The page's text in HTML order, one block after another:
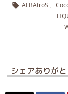
 ALBAtroS ,
シェアありが